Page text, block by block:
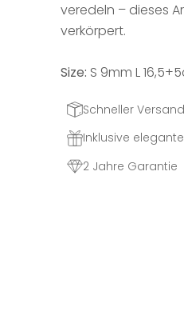
veredeln – dieses
verkörpert.
Size: S 9mm L
Schneller
Inklusive
2 Jahre Garantie